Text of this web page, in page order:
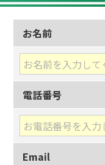
お名前
電話番号
Email